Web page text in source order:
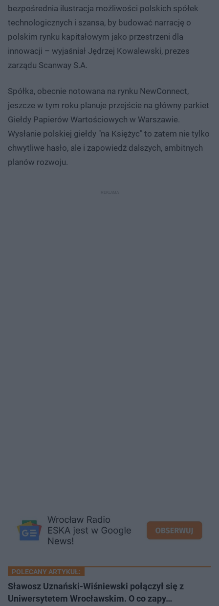
bezpośrednia ilustracja możliwości polskich spółek
technologicznych i szansa, by budować narrację o
polskim rynku kapitałowym jako przestrzeni dla
innowacji – wyjaśniał Jędrzej Kowalewski, prezes
zarządu Scanway S.A.
Spółka, obecnie notowana na rynku NewConnect,
jeszcze w tym roku planuje przejście na główny parkiet
Giełdy Papierów Wartościowych w Warszawie.
Wysłanie polskiej giełdy "na Księżyc" to zatem nie tylko
chwytliwe hasło, ale i zapowiedź dalszych, ambitnych
planów rozwoju.
POLECANY ARTYKUŁ:
Sławosz Uznański-Wiśniewski połączył się z
Uniwersytetem Wrocławskim. O co zapy…